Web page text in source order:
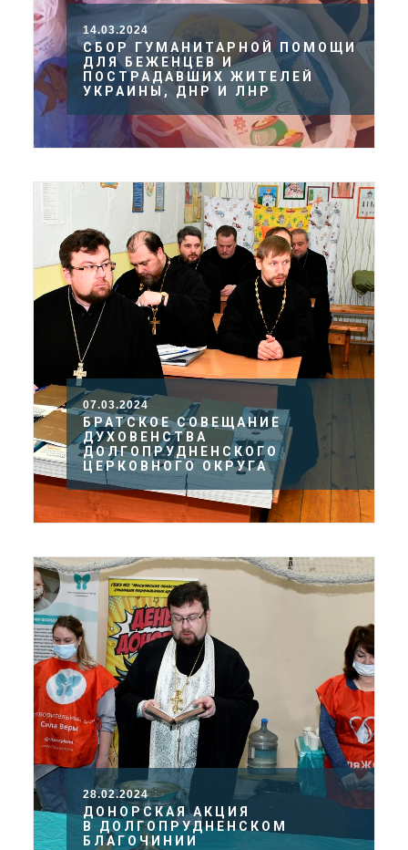
14.03.2024
СБОР ГУМАНИТАРНОЙ ПОМОЩИ
ДЛЯ БЕЖЕНЦЕВ И
ПОСТРАДАВШИХ ЖИТЕЛЕЙ
УКРАИНЫ, ДНР И ЛНР
07.03.2024
БРАТСКОЕ СОВЕЩАНИЕ
ДУХОВЕНСТВА
ДОЛГОПРУДНЕНСКОГО
ЦЕРКОВНОГО ОКРУГА
28.02.2024
ДОНОРСКАЯ АКЦИЯ
В ДОЛГОПРУДНЕНСКОМ
БЛАГОЧИНИИ